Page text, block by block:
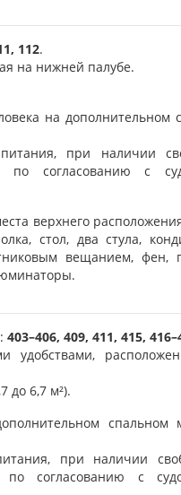
112.
на нижней палубе.
на дополнительном
при наличии
по согласованию с
верхнего
стол, два стула,
вещанием, фен,
403–406, 409, 411, 415,
удобствами,
до 6,7 м²).
спальном
при наличии
по согласованию с